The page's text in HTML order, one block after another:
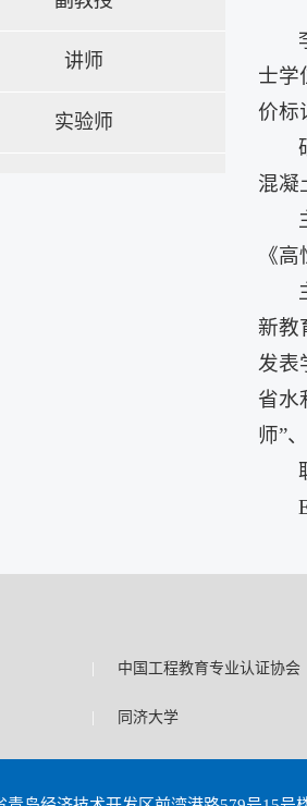
讲师
实验师
士学
价标
混凝
《
新教
发表
省水
师”
| 中国工程教育专业认证协会
| 同济大学